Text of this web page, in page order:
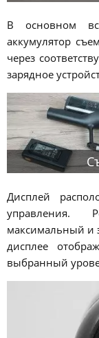
В основном
аккумулятор
через
зарядное
Дисплей
управления.
максимальный и
дисплее
выбранный